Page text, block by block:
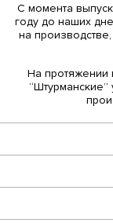
С момента
году до наших
на
На протяжении